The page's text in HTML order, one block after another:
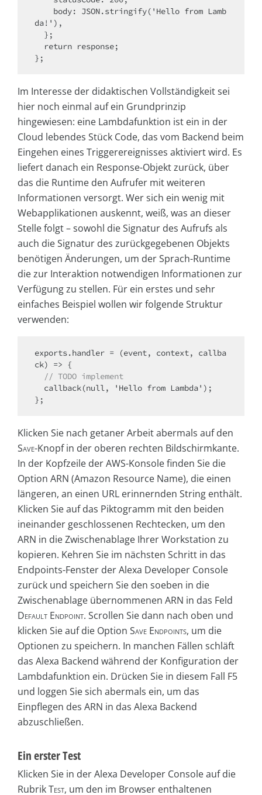
da!'),
};
Im Interesse der didaktischen Vollständigkeit sei
hier noch einmal auf ein Grundprinzip
hingewiesen: eine Lambdafunktion ist ein in der
Cloud lebendes Stück Code, das vom Backend beim
Eingehen eines Triggerereignisses aktiviert wird. Es
liefert danach ein Response-Objekt zurück, über
das die Runtime den Aufrufer mit weiteren
Informationen versorgt. Wer sich ein wenig mit
Webapplikationen auskennt, weiß, was an dieser
Stelle folgt – sowohl die Signatur des Aufrufs als
auch die Signatur des zurückgegebenen Objekts
benötigen Änderungen, um der Sprach-Runtime
die zur Interaktion notwendigen Informationen zur
Verfügung zu stellen. Für ein erstes und sehr
einfaches Beispiel wollen wir folgende Struktur
verwenden:
exports.handler = (event, context, callba
  // TODO implement
};
Klicken Sie nach getaner Arbeit abermals auf den
Save-Knopf in der oberen rechten Bildschirmkante.
In der Kopfzeile der AWS-Konsole finden Sie die
Option ARN (Amazon Resource Name), die einen
längeren, an einen URL erinnernden String enthält.
Klicken Sie auf das Piktogramm mit den beiden
ineinander geschlossenen Rechtecken, um den
ARN in die Zwischenablage Ihrer Workstation zu
kopieren. Kehren Sie im nächsten Schritt in das
Endpoints-Fenster der Alexa Developer Console
zurück und speichern Sie den soeben in die
Zwischenablage übernommenen ARN in das Feld
Default Endpoint. Scrollen Sie dann nach oben und
klicken Sie auf die Option Save Endpoints, um die
Optionen zu speichern. In manchen Fällen schläft
das Alexa Backend während der Konfiguration der
Lambdafunktion ein. Drücken Sie in diesem Fall F5
und loggen Sie sich abermals ein, um das
Einpflegen des ARN in das Alexa Backend
abzuschließen.
Ein erster Test
Klicken Sie in der Alexa Developer Console auf die
RubrikTest, um den im Browser enthaltenen